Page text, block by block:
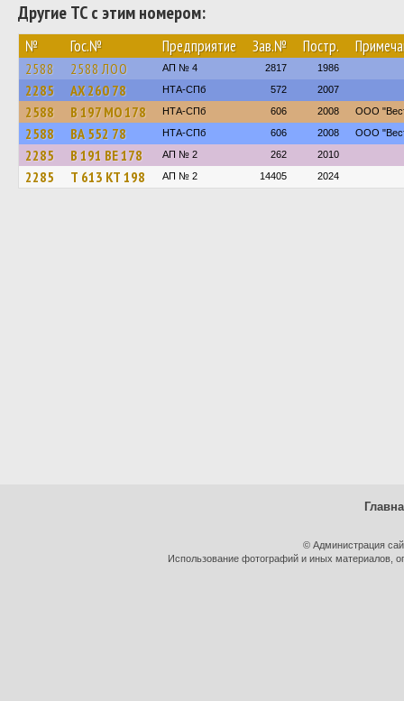
Другие ТС с этим номером:
№ Гос.№ Предприятие Зав.№ Постр.
2588 2588 ЛОО АП № 4 2817 1986
2285 АХ 260 78 НТА-СПб 572 2007
2588 В 197 МО 178 НТА-СПб 606 2008 ООО
2588 ВА 552 78 НТА-СПб 606 2008 ООО
2285 В 191 ВЕ 178 АП № 2 262 2010
2285 Т 613 КТ 198 АП № 2 14405 2024
© Администрация
Использование фотографий и иных материалов,